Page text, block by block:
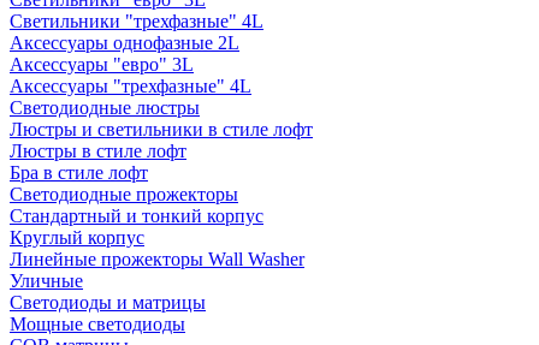
Светильники "трехфазные" 4L
Аксессуары однофазные 2L
Аксессуары "евро" 3L
Аксессуары "трехфазные" 4L
Светодиодные люстры
Люстры и светильники в стиле лофт
Люстры в стиле лофт
Бра в стиле лофт
Светодиодные прожекторы
Стандартный и тонкий корпус
Круглый корпус
Линейные прожекторы Wall Washer
Уличные
Светодиоды и матрицы
Мощные светодиоды